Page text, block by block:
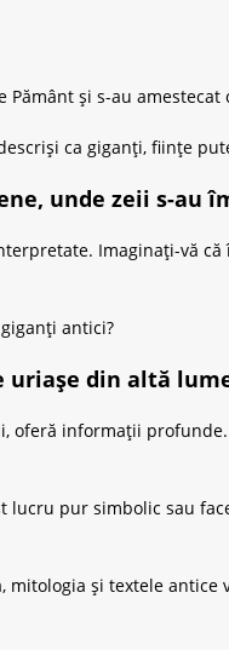
și s-au amestecat
ca giganți, ființe
unde zeii s-au
Imaginați-vă că
antici?
uriașe din altă
informații
pur simbolic sau
și textele